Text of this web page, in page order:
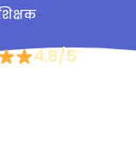
4.8/5